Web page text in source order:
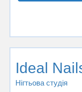
Ideal
Нігтьова студія